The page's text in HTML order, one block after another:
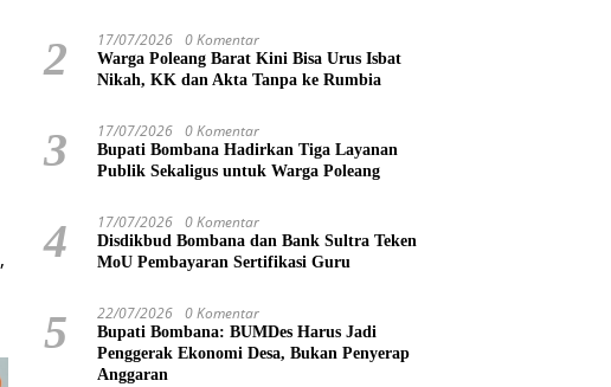
,
2 17/07/2026 0 Komentar
Warga Poleang Barat Kini Bisa Urus Isbat
Nikah, KK dan Akta Tanpa ke Rumbia
3 17/07/2026 0 Komentar
Bupati Bombana Hadirkan Tiga Layanan
Publik Sekaligus untuk Warga Poleang
4 17/07/2026 0 Komentar
Disdikbud Bombana dan Bank Sultra Teken
MoU Pembayaran Sertifikasi Guru
5 22/07/2026 0 Komentar
Bupati Bombana: BUMDes Harus Jadi
Penggerak Ekonomi Desa, Bukan Penyerap
Anggaran